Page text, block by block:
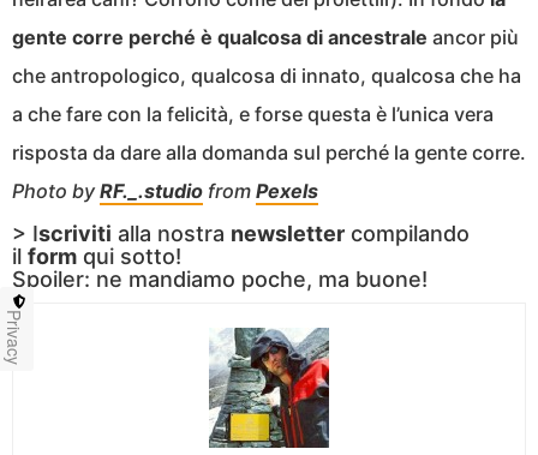
gente corre perché è qualcosa di ancestrale ancor più
che antropologico, qualcosa di innato, qualcosa che ha
a che fare con la felicità, e forse questa è l’unica vera
risposta da dare alla domanda sul perché la gente corre.
Photo byRF._.studio from Pexels
> Iscriviti alla nostra newsletter compilando
il form qui sotto!
Spoiler: ne mandiamo poche, ma buone!
Privacy